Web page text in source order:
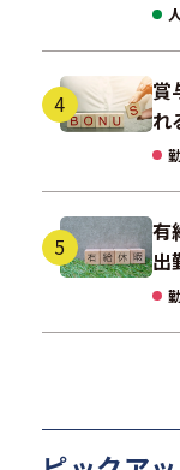
続
賞
れ
を
有
出
算